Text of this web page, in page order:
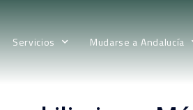
Servicios Mudarse a Andalucía